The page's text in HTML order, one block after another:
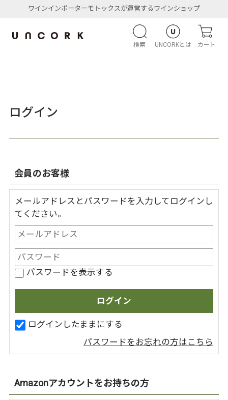
ワインインポーターモトックスが運営するワインショップ
検索 UNCORKとは カート
ログイン
会員のお客様
メールアドレスとパスワードを入力してログインし
てください。
パスワードを表示する
ログインしたままにする
パスワードをお忘れの方はこちら
Amazonアカウントをお持ちの方